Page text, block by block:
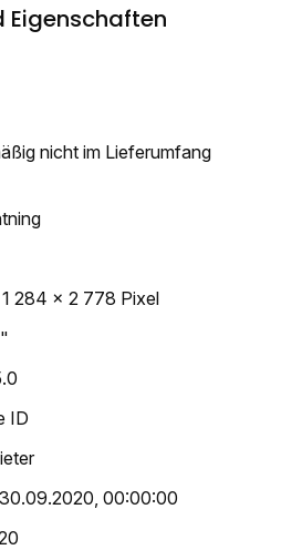
Eigenschaften
nicht im Lieferumfang
1 284 x 2 778 Pixel
ID
30.09.2020, 00:00:00